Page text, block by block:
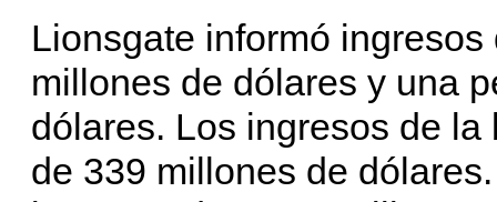
Lionsgate informó
millones de dólares y una
dólares. Los ingresos de
de 339 millones de